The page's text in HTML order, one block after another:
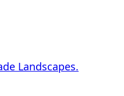
Landscapes.